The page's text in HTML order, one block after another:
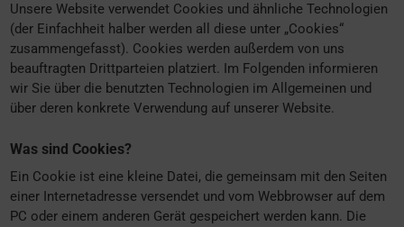
Unsere Website verwendet Cookies und ähnliche Technologien
(der Einfachheit halber werden all diese unter „Cookies“
zusammengefasst). Cookies werden außerdem von uns
beauftragten Drittparteien platziert. Im Folgenden informieren
wir Sie über die benutzten Technologien im Allgemeinen und
über deren konkrete Verwendung auf unserer Website.
Was sind Cookies?
Ein Cookie ist eine kleine Datei, die gemeinsam mit den Seiten
einer Internetadresse versendet und vom Webbrowser auf dem
PC oder einem anderen Gerät gespeichert werden kann. Die